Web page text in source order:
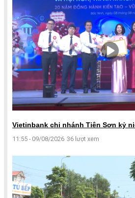
Vietinbank chi nhánh Tiên Sơn kỷ
11:55 - 09/08/2026 36 lượt xem